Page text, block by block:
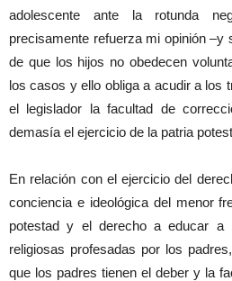
adolescente ante la rotunda
precisamente refuerza mi opinión –y
de que los hijos no obedecen
los casos y ello obliga a acudir a los
el legislador la facultad de
demasía el ejercicio de la patria
En relación con el ejercicio del
conciencia e ideológica del menor
potestad y el derecho a educar a
religiosas profesadas por los
que los padres tienen el deber y la